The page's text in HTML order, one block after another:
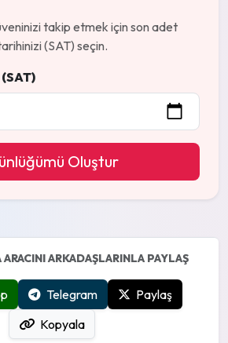
takip etmek için son adet
(SAT) seçin.
Oluştur
ARKADAŞLARINLA PAYLAŞ
Telegram
Paylaş
Kopyala